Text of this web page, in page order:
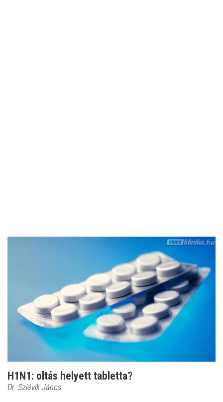
H1N1: oltás helyett tabletta?
Dr. Szlávik János